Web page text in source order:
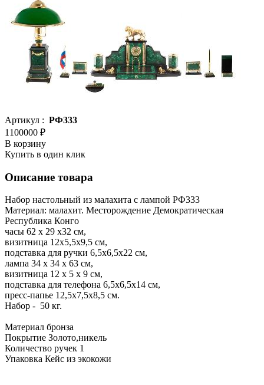
Артикул : РФ333
1100000 ₽
В корзину
Купить в один клик
Описание товара
Набор настольный из малахита с лампой РФ333
Материал: малахит. Месторождение Демократическая
Республика Конго
часы 62 х 29 х32 см,
визитница 12х5,5х9,5 см,
подставка для ручки 6,5х6,5х22 см,
лампа 34 х 34 х 63 см,
визитница 12 х 5 х 9 см,
подставка для телефона 6,5х6,5х14 см,
пресс-папье 12,5х7,5х8,5 см.
Набор - 50 кг.
Материал бронза
Покрытие Золото,никель
Количество ручек 1
Упаковка Кейс из экокожи